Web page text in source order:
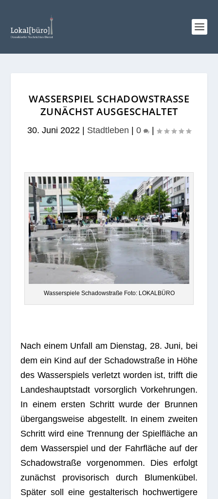
WASSERSPIEL SCHADOWSTRASSE Z
UNÄCHST AUSGESCHALTET
30. Juni 2022 Stadtleben 0
Was­ser­spiele Scha­dow­straße Foto: LOKALBÜRO
Nach einem Unfall am Diens­tag, 28. Juni, bei
dem ein Kind auf der Scha­dow­straße in Höhe
des Was­ser­spiels ver­letzt wor­den ist, trifft die
Lan­des­haupt­stadt vor­sorg­lich Vor­keh­run­gen.
In einem ers­ten Schritt wurde der Brun­nen
über­gangs­weise abge­stellt. In einem zwei­ten
Schritt wird eine Tren­nung der Spiel­flä­che an
dem Was­ser­spiel und der Fahr­flä­che auf der
Scha­dow­straße vor­ge­nom­men. Dies erfolgt
zunächst pro­vi­so­risch durch Blu­men­kü­bel.
Spä­ter soll eine gestal­te­risch hoch­wer­ti­gere